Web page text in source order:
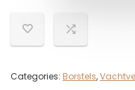
Categories: Borstels,